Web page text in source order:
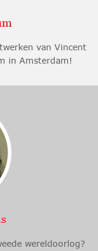
van Vincent
in Amsterdam!
wereldoorlog?